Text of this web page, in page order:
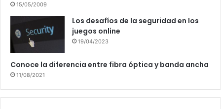
15/05/2009
Los desafíos de la seguridad en los
juegos online
19/04/2023
Conoce la diferencia entre fibra óptica y banda ancha
11/08/2021